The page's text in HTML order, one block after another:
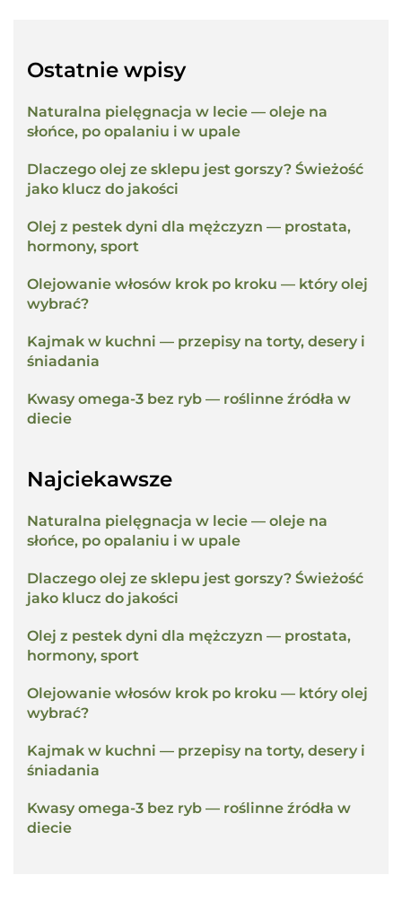
Ostatnie wpisy
Naturalna pielęgnacja w lecie — oleje na
słońce, po opalaniu i w upale
Dlaczego olej ze sklepu jest gorszy? Świeżość
jako klucz do jakości
Olej z pestek dyni dla mężczyzn — prostata,
hormony, sport
Olejowanie włosów krok po kroku — który olej
wybrać?
Kajmak w kuchni — przepisy na torty, desery i
śniadania
Kwasy omega-3 bez ryb — roślinne źródła w
diecie
Najciekawsze
Naturalna pielęgnacja w lecie — oleje na
słońce, po opalaniu i w upale
Dlaczego olej ze sklepu jest gorszy? Świeżość
jako klucz do jakości
Olej z pestek dyni dla mężczyzn — prostata,
hormony, sport
Olejowanie włosów krok po kroku — który olej
wybrać?
Kajmak w kuchni — przepisy na torty, desery i
śniadania
Kwasy omega-3 bez ryb — roślinne źródła w
diecie